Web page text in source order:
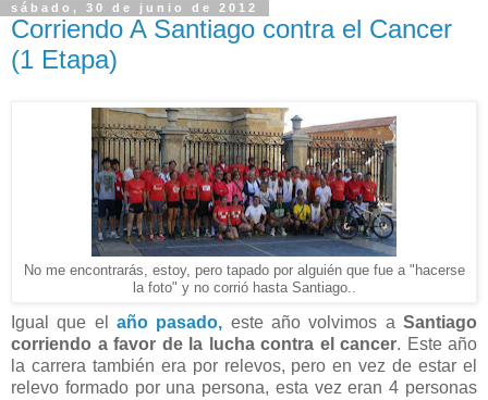
sábado, 30 de junio de 2012
Corriendo A Santiago contra el Cancer
(1 Etapa)
No me encontrarás, estoy, pero tapado por alguién que fue a "hacerse
la foto" y no corrió hasta Santiago..
Igual que el año pasado, este año volvimos aSantiago
corriendo a favor de la lucha contra el cancer. Este año
la carrera también era por relevos, pero en vez de estar el
relevo formado por una persona, esta vez eran 4 personas